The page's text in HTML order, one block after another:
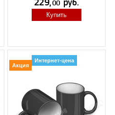
Купить
Акция
Интернет-цена